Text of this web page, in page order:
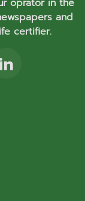
oprator in the
and
certifier.